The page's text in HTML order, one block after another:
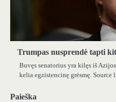
Trumpas nusprendė tapti
Buvęs senatorius yra kilęs iš
kelia egzistencinę grėsmę. Source
Paieška